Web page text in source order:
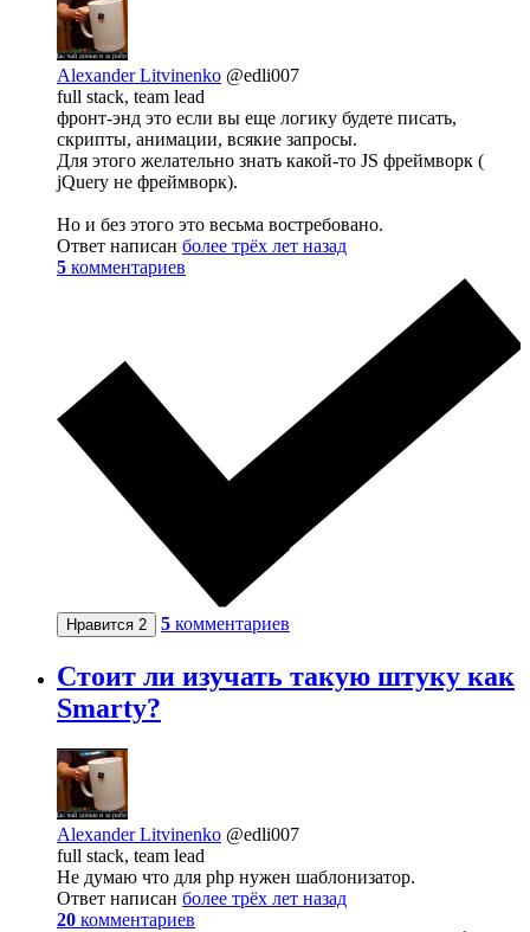
Alexander Litvinenko @edli007
full stack, team lead
фронт-энд это если вы еще логику будете писать,
скрипты, анимации, всякие запросы.
Для этого желательно знать какой-то JS фреймворк (
jQuery не фреймворк).
Но и без этого это весьма востребовано.
Ответ написан более трёх лет назад
5 комментариев
Нравится 2 5 комментариев
Стоит ли изучать такую штуку как
Smarty?
Alexander Litvinenko @edli007
full stack, team lead
Не думаю что для php нужен шаблонизатор.
Ответ написан более трёх лет назад
20 комментариев